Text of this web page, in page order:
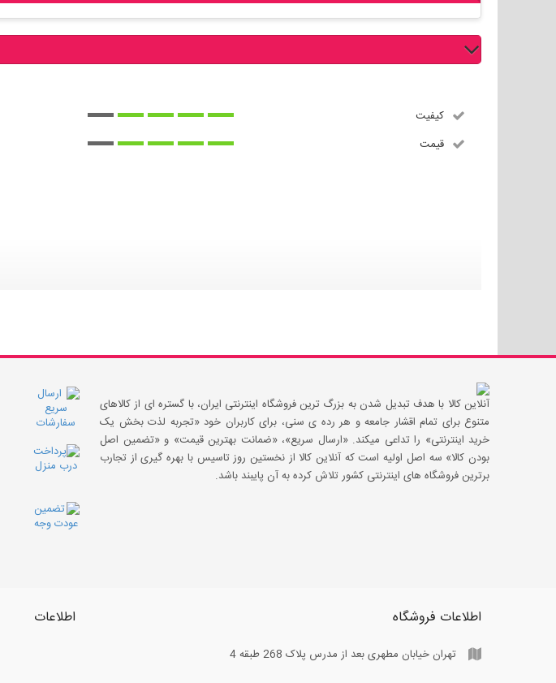
کیفیت
قیمت
آنلاین کالا با هدف تبدیل شدن به بزرگ ترین فروشگاه اینترنتی ایران، با گستره ای از کالاهای
متنوع برای تمام اقشار جامعه و هر رده ی سنی، برای کاربران خود «تجربه لذت بخش یک
خرید اینترنتی» را تداعی میکند. «ارسال سریع»، «ضمانت بهترین قیمت» و «تضمین اصل
بودن کالا» سه اصل اولیه است که آنلاین کالا از نخستین روز تاسیس با بهره گیری از تجارب
برترین فروشگاه های اینترنتی کشور تلاش کرده به آن پایبند باشد.
اطلاعات فروشگاه
تهران خیابان مطهری بعد از مدرس پلاک 268 طبقه 4
اطلاعات